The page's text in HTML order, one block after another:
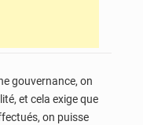
gouvernance, on
et cela exige que
on puisse